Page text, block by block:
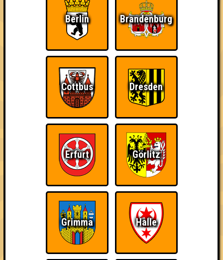
Nepomuk Quiznight #110
Das Kneipenquiz in Plagwitz · 10.06.2026 · Nepomuk
Angemeldete Teams
Berlin Brandenburg
Cottbus Dresden
Erfurt Görlitz
Grimma Halle